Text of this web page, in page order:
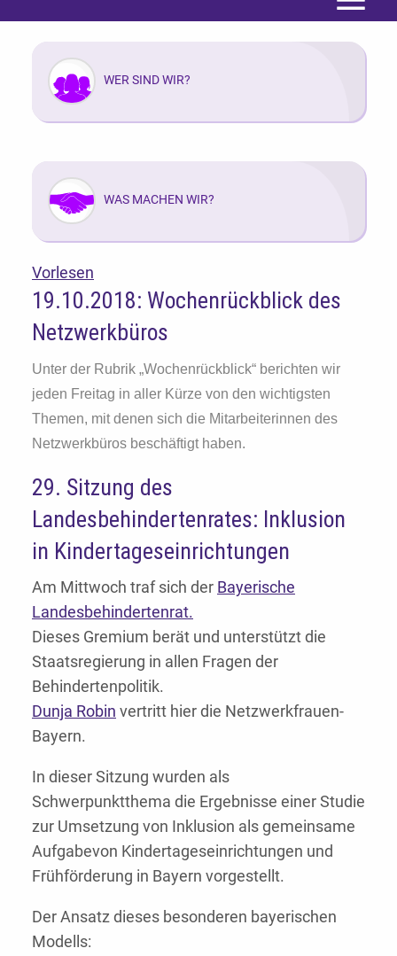
Menü
WER SIND WIR?
WAS MACHEN WIR?
Vorlesen
19.10.2018: Wochenrückblick des
Netzwerkbüros
Unter der Rubrik „Wochenrückblick“ berichten wir
jeden Freitag in aller Kürze von den wichtigsten
Themen, mit denen sich die Mitarbeiterinnen des
Netzwerkbüros beschäftigt haben.
29. Sitzung des
Landesbehindertenrates: Inklusion
in Kindertageseinrichtungen
Am Mittwoch traf sich der Bayerische
Landesbehindertenrat.
Dieses Gremium berät und unterstützt die
Staatsregierung in allen Fragen der
Behindertenpolitik.
Dunja Robin vertritt hier die Netzwerkfrauen-
Bayern.
In dieser Sitzung wurden als
Schwerpunktthema die Ergebnisse einer Studie
zur Umsetzung von Inklusion als gemeinsame
Aufgabevon Kindertageseinrichtungen und
Frühförderung in Bayern vorgestellt.
Der Ansatz dieses besonderen bayerischen
Modells: